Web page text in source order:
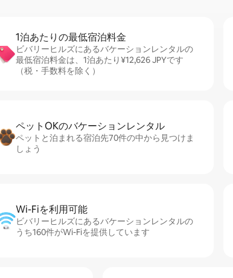
1泊あたりの最⁠低⁠宿⁠泊⁠料⁠金
ビバリーヒルズにあるバケーションレンタルの
最低宿泊料金は、1泊あたり¥12,626 JPYです
（税・手数料を除く）
ペットOKのバ⁠ケ⁠ー⁠シ⁠ョ⁠ンレ⁠ン⁠タ⁠ル
ペットと泊まれる宿泊先70件の中から見つけま
しょう
Wi-Fiを利⁠用⁠可⁠能
ビバリーヒルズにあるバケーションレンタルの
うち160件がWi-Fiを提供しています